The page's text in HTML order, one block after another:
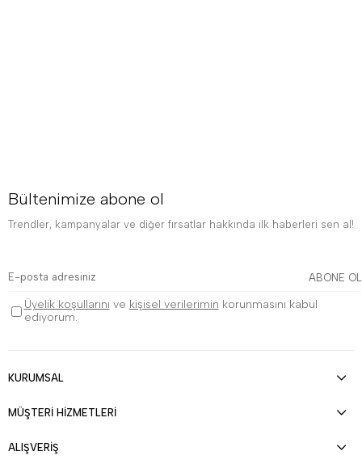
Bültenimize abone ol
Trendler, kampanyalar ve diğer fırsatlar hakkında ilk haberleri sen al!
ABONE OL
Üyelik koşullarını ve kişisel verilerimin korunmasını kabul
ediyorum.
KURUMSAL
MÜŞTERİ HİZMETLERİ
ALIŞVERİŞ